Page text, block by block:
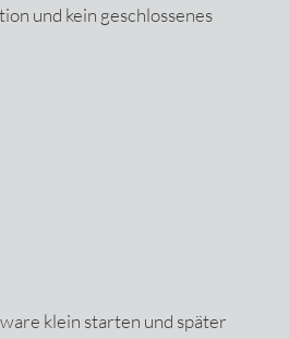
und kein geschlossenes
klein starten und später